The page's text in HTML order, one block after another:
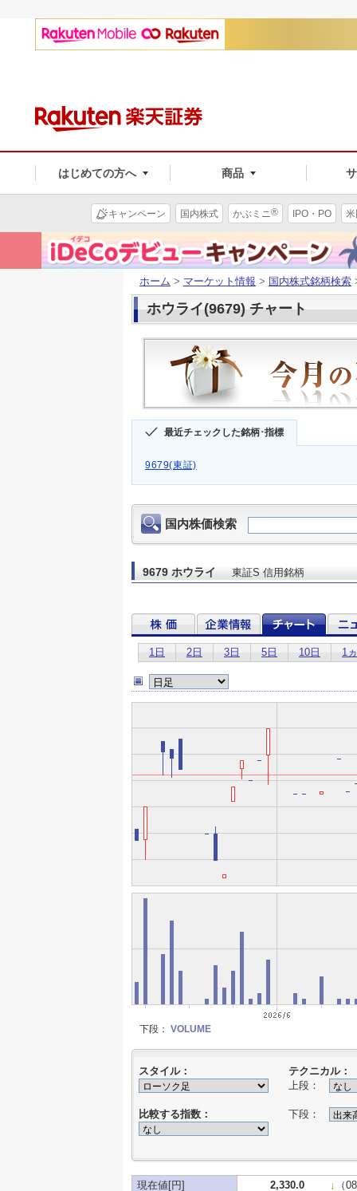
はじめての方へ 商品
キャンペーン 国内株式 かぶミニ® IPO・PO
ホーム > マーケット情報 > 国内株式銘柄検索
ホウライ(9679) チャート
最近チェックした銘柄･指標
9679(東証)